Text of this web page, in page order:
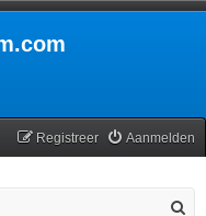
Aanmelden
Registreer